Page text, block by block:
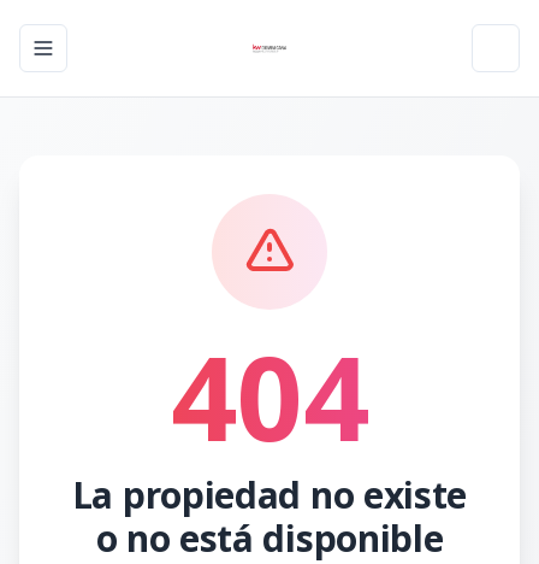
Toggle navigation menu
404
La propiedad no existe
o no está disponible